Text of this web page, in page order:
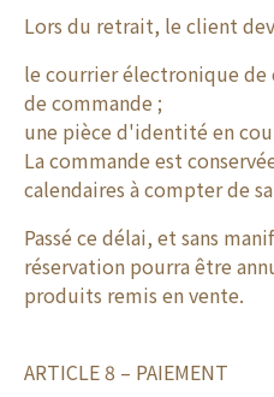
Lors du retrait, le client
le courrier électronique
de commande ;
une pièce d'identité en
La commande est
calendaires à compter de
Passé ce délai, et sans
réservation pourra être
produits remis en vente.
ARTICLE 8 – PAIEMENT